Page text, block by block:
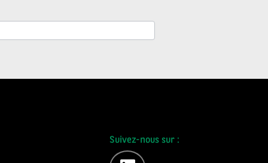
Suivez-nous sur :